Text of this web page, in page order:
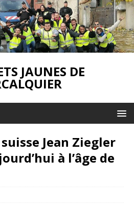
JAUNES DE
Jean Ziegler
à l’âge de